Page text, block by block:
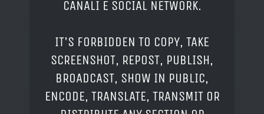
CANALI E SOCIAL NETWORK.
IT'S FORBIDDEN TO COPY, TAKE
SCREENSHOT, REPOST, PUBLISH,
BROADCAST, SHOW IN PUBLIC,
ENCODE, TRANSLATE, TRANSMIT OR